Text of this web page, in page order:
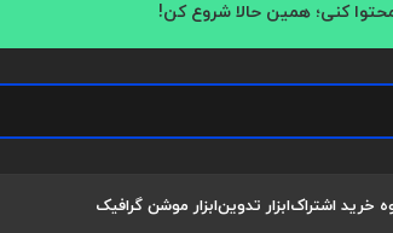
کنی؛ همین حالا شروع کن!
خرید اشتراکابزار تدوینابزار موشن گرافیک